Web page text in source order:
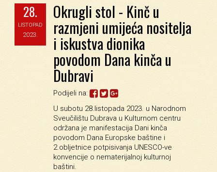
28.
LISTOPAD
2023.
Okrugli stol - Kinč u
razmjeni umijeća nositelja
i iskustva dionika
povodom Dana kinča u
Dubravi
Podijeli na:
U subotu 28.listopada 2023. u Narodnom
Sveučilištu Dubrava u Kulturnom centru
održana je manifestacija Dani kinča
povodom Dana Europske baštine i
2.obljetnice potpisivanja UNESCO-ve
konvencije o nematerijalnoj kulturnoj
baštini.